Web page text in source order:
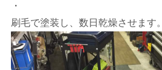
・
刷毛で塗装し、数日乾燥させます。